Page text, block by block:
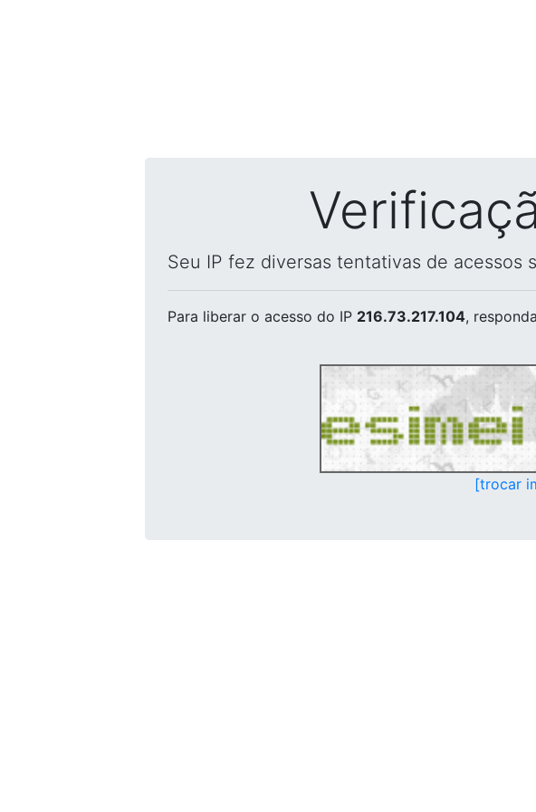
Seu IP fez diversas tentativas de acessos
Para liberar o acesso do IP 216.73.217.104,
[trocar